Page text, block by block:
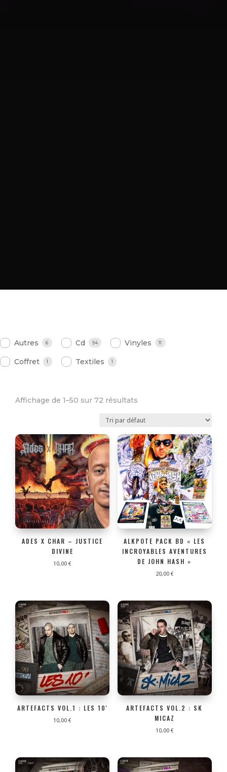
Autres 6 Cd 54 Vinyles 11
Coffret 1 Textiles 1
Affichage de 1–50 sur 72 résultats
ADES X CHAR – JUSTICE
DIVINE
10,00€
ALKPOTE PACK BD « LES
INCROYABLES AVENTURES
DE JOHN HASH »
20,00 €
ARTEFACTS VOL.1 : LES 10′
10,00€
ARTEFACTS VOL.2 : SK
MICAZ
10,00 €